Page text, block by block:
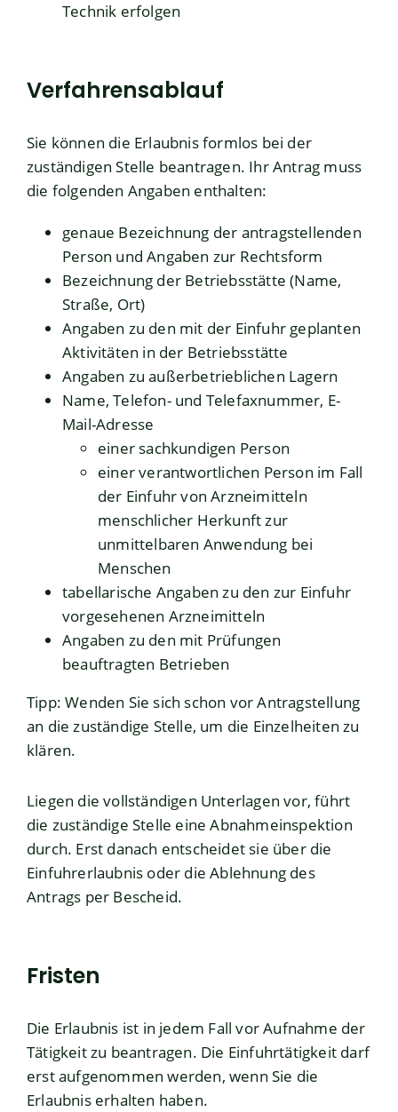
Technik erfolgen
Verfahrensablauf
Sie können die Erlaubnis formlos bei der
zuständigen Stelle beantragen. Ihr Antrag muss
die folgenden Angaben enthalten:
genaue Bezeichnung der antragstellenden
Person und Angaben zur Rechtsform
Bezeichnung der Betriebsstätte (Name,
Straße, Ort)
Angaben zu den mit der Einfuhr geplanten
Aktivitäten in der Betriebsstätte
Angaben zu außerbetrieblichen Lagern
Name, Telefon- und Telefaxnummer, E-
Mail-Adresse
einer sachkundigen Person
einer verantwortlichen Person im Fall
der Einfuhr von Arzneimitteln
menschlicher Herkunft zur
unmittelbaren Anwendung bei
Menschen
tabellarische Angaben zu den zur Einfuhr
vorgesehenen Arzneimitteln
Angaben zu den mit Prüfungen
beauftragten Betrieben
Tipp: Wenden Sie sich schon vor Antragstellung
an die zuständige Stelle, um die Einzelheiten zu
klären.
Liegen die vollständigen Unterlagen vor, führt
die zuständige Stelle eine Abnahmeinspektion
durch. Erst danach entscheidet sie über die
Einfuhrerlaubnis oder die Ablehnung des
Antrags per Bescheid.
Fristen
Die Erlaubnis ist in jedem Fall vor Aufnahme der
Tätigkeit zu beantragen. Die Einfuhrtätigkeit darf
erst aufgenommen werden, wenn Sie die
Erlaubnis erhalten haben.